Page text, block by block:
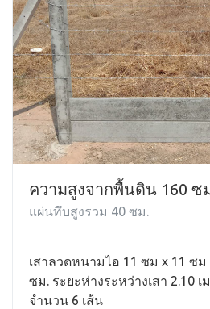
ความสูงจากพื้นดิน 160 ซ
แผ่นทึบสูงรวม 40 ซม.
เสาลวดหนามไอ 11 ซม x 11 ซม
ซม. ระยะห่างระหว่างเสา 2.10
จำนวน 6 เส้น